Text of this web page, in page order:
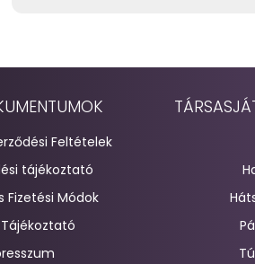
Feltételek
tájékoztató
Fizetési Módok
Tájékoztató